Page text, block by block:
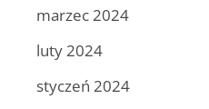
marzec 2024
luty 2024
styczeń 2024